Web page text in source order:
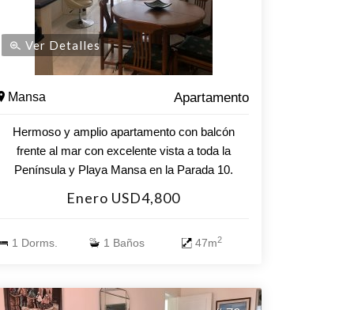
Ver Detalles
Mansa Apartamento
Hermoso y amplio apartamento con balcón
frente al mar con excelente vista a toda la
Península y Playa Mansa en la Parada 10.
de portería y vigilancia las 24 horas, con servicio
equipado, con servicio de cable incluido y todas
11 pisos, ascensor, y estacionamiento frontal y
Enero USD4,800
1 Dorms. 1 Baños 47m2